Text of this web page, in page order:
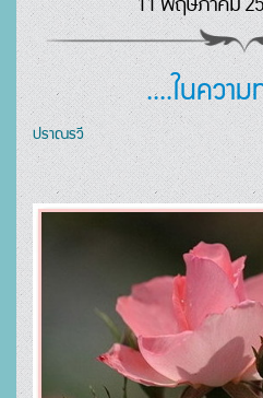
....ในควา
ปราณรวี